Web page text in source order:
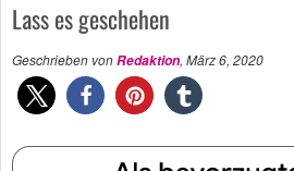
Lass es geschehen
Geschrieben vonRedaktion, März 6, 2020